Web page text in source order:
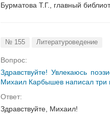
Бурматова Т.Г., главный
№ 155 Литературоведение
Вопрос:
Здравствуйте! Увлекаюсь
Михаил Карбышев написал три
Ответ:
Здравствуйте, Михаил!